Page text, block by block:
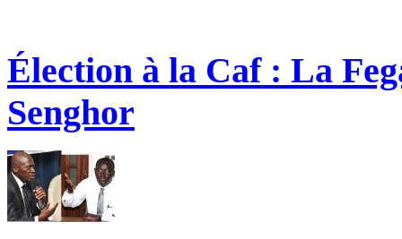
Élection à la Caf : La
Senghor